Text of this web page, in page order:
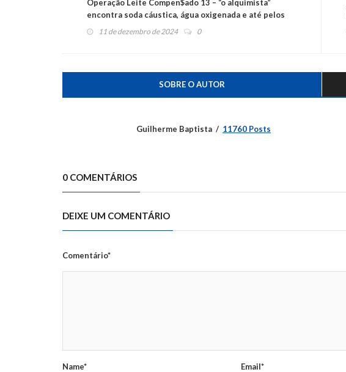
Operação Leite Compen$ado 13 – “o alquimista”
encontra soda cáustica, água oxigenada e até pelos
11 de dezembro de 2024 0
SOBRE O AUTOR
Guilherme Baptista 11760 Posts
0 COMENTÁRIOS
DEIXE UM COMENTÁRIO
Comentário*
Name* Email*